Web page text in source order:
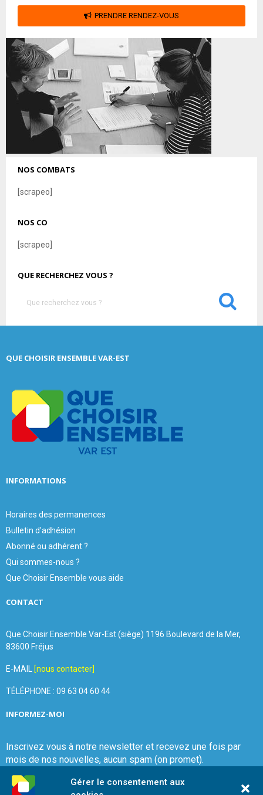
Gérer le consentement aux
PRENDRE RENDEZ-VOUS
NOS COMBATS
[scrapeo]
NOS CO
[scrapeo]
QUE RECHERCHEZ VOUS ?
h
S
QUE CHOISIR ENSEMBLE VAR-EST
INFORMATIONS
Horaires des permanences
Bulletin d'adhésion
Abonné ou adhérent ?
Qui sommes-nous ?
Que Choisir Ensemble vous aide
CONTACT
Que Choisir Ensemble Var-Est (siège) 1196 Boulevard de la Mer,
83600 Fréjus
E-MAIL [nous contacter]
TÉLÉPHONE : 09 63 04 60 44
INFORMEZ-MOI
Inscrivez vous à notre newsletter et recevez une fois par
mois de nos nouvelles, aucun spam (on promet).